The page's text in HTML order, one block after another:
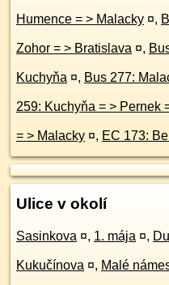
Humence = > Malacky ¤,
Zohor = > Bratislava ¤, Bus
Kuchyňa ¤,
259: Kuchyňa = > Pernek = > Kuchyňa, Letecká základňa
= > Malacky ¤,
Ulice v okolí
Sasinkova ¤, 1. mája ¤,
Kukučínova ¤, Malé